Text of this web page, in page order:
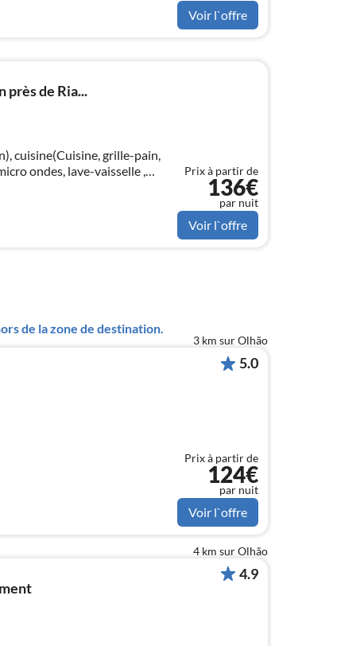
Voir l`offre
près de Ria...
cuisine(Cuisine, grille-pain,
ondes, lave-vaisselle ,
double)
Prix à partir de
136€
par nuit
Voir l`offre
de la zone de destination.
3 km sur Olhão
5.0
Prix à partir de
124€
par nuit
Voir l`offre
4 km sur Olhão
4.9